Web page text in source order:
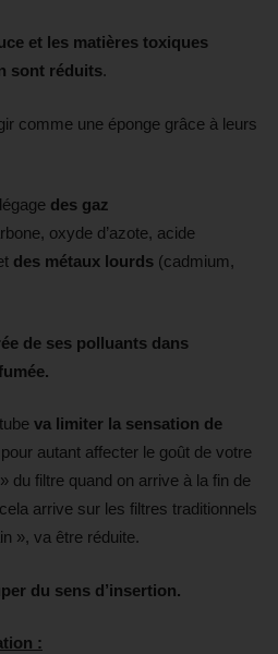
et les matières toxiques
sont réduits.
comme une éponge grâce à leurs
des gaz
oxyde d’azote, acide
des métaux lourds (cadmium,
de ses polluants dans
va limiter la sensation de
autant affecter le goût de votre
du filtre quand on arrive à la fin de
arrive sur les filtres traditionnels
», va être réduite.
du sens d’insertion.
: